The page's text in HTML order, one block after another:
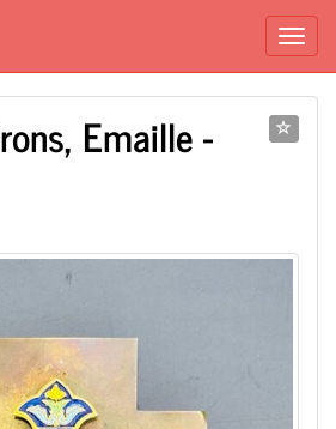
Emaille -